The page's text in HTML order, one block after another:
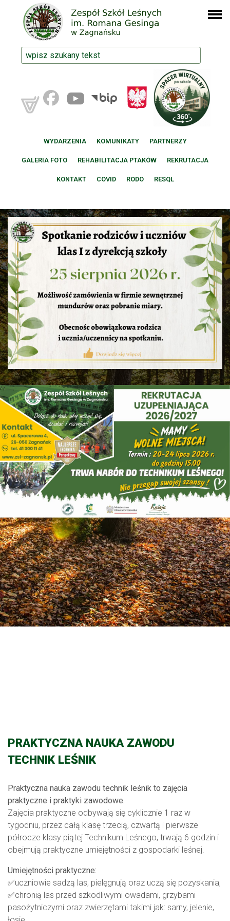
WYDARZENIA KOMUNIKATY PARTNERZY
GALERIA FOTO REHABILITACJA PTAKÓW REKRUTACJA
KONTAKT COVID RODO RESQL
PRAKTYCZNA NAUKA ZAWODU
TECHNIK LEŚNIK
Praktyczna nauka zawodu technik leśnik to zajęcia
praktyczne i praktyki zawodowe.
Zajęcia praktyczne odbywają się cyklicznie 1 raz w
tygodniu, przez całą klasę trzecią, czwartą i pierwsze
półrocze klasy piątej Technikum Leśnego, trwają 6 godzin i
obejmują praktyczne umiejętności z gospodarki leśnej.
Umiejętności praktyczne:
✅uczniowie sadzą las, pielęgnują oraz uczą się pozyskania,
✅chronią las przed szkodliwymi owadami, grzybami
pasożytniczymi oraz zwierzętami takimi jak: sarny, jelenie,